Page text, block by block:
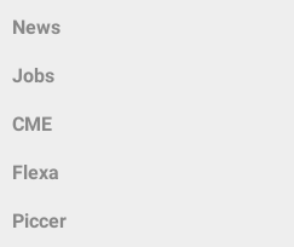
News
Jobs
CME
Flexa
Piccer